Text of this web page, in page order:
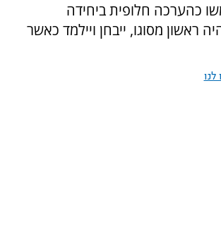
כהערכה חלופית ביחידה
ראשון מסוגו, ייבחן ויילמד כאשר